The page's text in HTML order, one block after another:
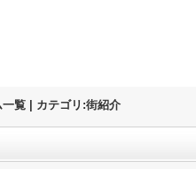
一覧 | カテゴリ:街紹介